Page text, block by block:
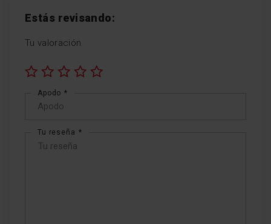
Estás revisando:
Tu valoración
star
stars
stars
stars
starsApodo
Tu reseña